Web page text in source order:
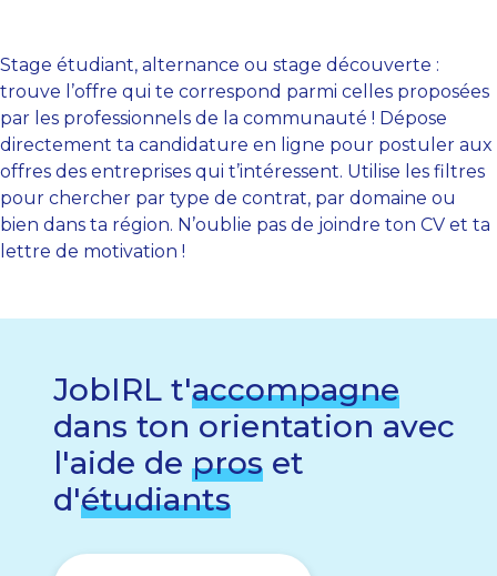
Stage étudiant, alternance ou stage découverte :
trouve l’offre qui te correspond parmi celles proposées
par les professionnels de la communauté ! Dépose
directement ta candidature en ligne pour postuler aux
offres des entreprises qui t’intéressent. Utilise les filtres
pour chercher par type de contrat, par domaine ou
bien dans ta région. N’oublie pas de joindre ton CV et ta
lettre de motivation !
JobIRL t'accompagne
dans ton orientation avec
l'aide de pros et
d'étudiants